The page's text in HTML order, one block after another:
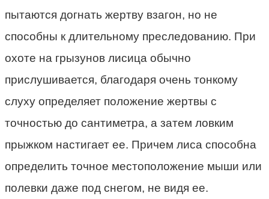
пытаются догнать жертву взагон, но не
способны к длительному преследованию. При
охоте на грызунов лисица обычно
прислушивается, благодаря очень тонкому
слуху определяет положение жертвы с
точностью до сантиметра, а затем ловким
прыжком настигает ее. Причем лиса способна
определить точное местоположение мыши или
полевки даже под снегом, не видя ее.